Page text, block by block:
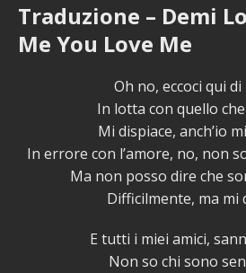
Traduzione – Demi
Me You Love Me
Oh no, eccoci qui
In lotta con quello
Mi dispiace, anch’io
In errore con l’amore, no, non
Ma non posso dire che
Difficilmente, ma mi
E tutti i miei amici,
Non so chi sono